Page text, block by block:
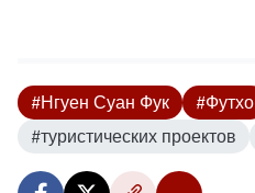
#Нгуен Суан Фук
#Футхо
#туристических проектов